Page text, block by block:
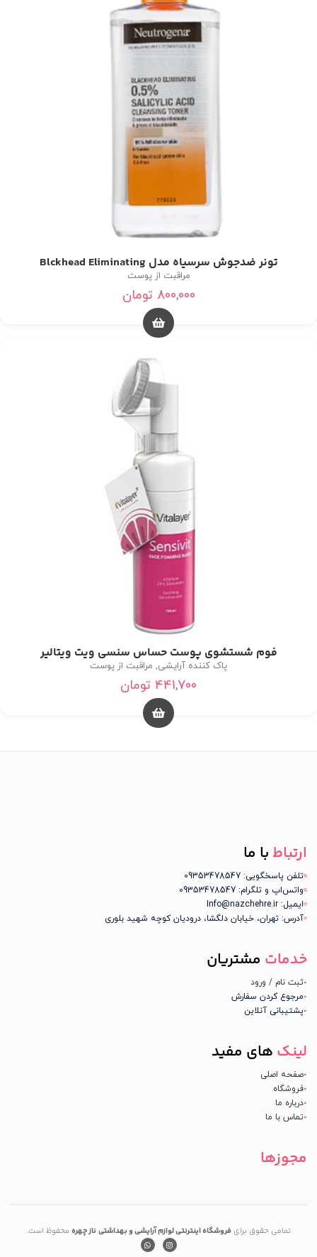
تونر ضدجوش سرسیاه مدل Blckhead Eliminating
مراقبت از پوست
800,000 تومان
فوم شستشوی پوست حساس سنسی ویت ویتالیر
پاک کننده آرایشی, مراقبت از پوست
441,700 تومان
ارتباط با ما
تلفن پاسخگویی: 09353478547
واتس‌اپ و تلگرام: 09353478547
ایمیل: Info@nazchehre.ir
آدرس: تهران، خیابان دلگشا، درودیان کوچه شهید بلوری
خدمات مشتریان
ثبت نام / ورود
مرجوع کردن سفارش
پشتیبانی آنلاین
لینک های مفید
صفحه اصلی
فروشگاه
درباره ما
تماس با ما
مجوزها
تمامی حقوق برای فروشگاه اینترنتی لوازم آرایشی و بهداشتی ناز چهرهمحفوظ است.